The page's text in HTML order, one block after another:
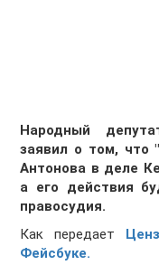
Народный
заявил о том, что
Антонова в деле
а его действия
правосудия.
Как передает
Фейсбуке.